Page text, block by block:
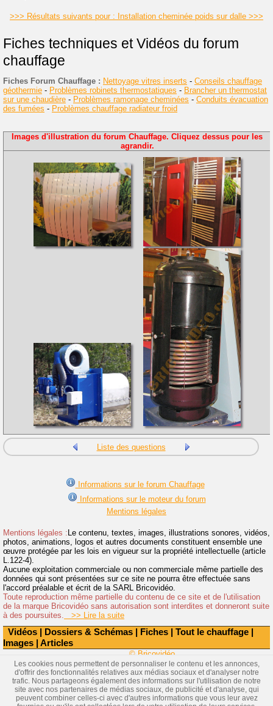
Vidéos | Dossiers & Schémas | Fiches | Tout le chauffage |
Images | Articles
>>> Résultats suivants pour : Installation cheminée poids sur dalle >>>
Fiches techniques et Vidéos du forum
chauffage
Fiches Forum Chauffage : Nettoyage vitres inserts - Conseils chauffage
géothermie - Problèmes robinets thermostatiques - Brancher un thermostat
sur une chaudière - Problèmes ramonage cheminées - Conduits évacuation
des fumées - Problèmes chauffage radiateur froid
Images d'illustration du forum Chauffage. Cliquez dessus pour les
agrandir.
Liste des questions
Informations sur le forum Chauffage
Informations sur le moteur du forum
Mentions légales
Mentions légales : Le contenu, textes, images, illustrations sonores, vidéos,
photos, animations, logos et autres documents constituent ensemble une
œuvre protégée par les lois en vigueur sur la propriété intellectuelle (article
L.122-4).
Aucune exploitation commerciale ou non commerciale même partielle des
données qui sont présentées sur ce site ne pourra être effectuée sans
l'accord préalable et écrit de la SARL Bricovidéo.
Toute reproduction même partielle du contenu de ce site et de l'utilisation
de la marque Bricovidéo sans autorisation sont interdites et donneront suite
à des poursuites. >> Lire la suite
© Bricovidéo
Les cookies nous permettent de personnaliser le contenu et les annonces,
d'offrir des fonctionnalités relatives aux médias sociaux et d'analyser notre
trafic. Nous partageons également des informations sur l'utilisation de notre
site avec nos partenaires de médias sociaux, de publicité et d'analyse, qui
peuvent combiner celles-ci avec d'autres informations que vous leur avez